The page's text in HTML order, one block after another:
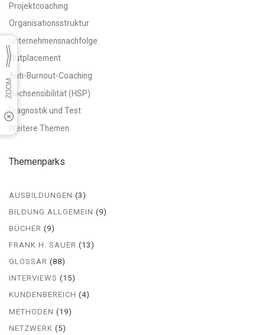
Projektcoaching
Organisationsstruktur
Unternehmensnachfolge
Outplacement
Anti-Burnout-Coaching
Hochsensibilität (HSP)
Diagnostik und Test
Weitere Themen
Themenparks
AUSBILDUNGEN (3)
BILDUNG ALLGEMEIN (9)
BÜCHER (9)
FRANK H. SAUER (13)
GLOSSAR (88)
INTERVIEWS (15)
KUNDENBEREICH (4)
METHODEN (19)
NETZWERK (5)